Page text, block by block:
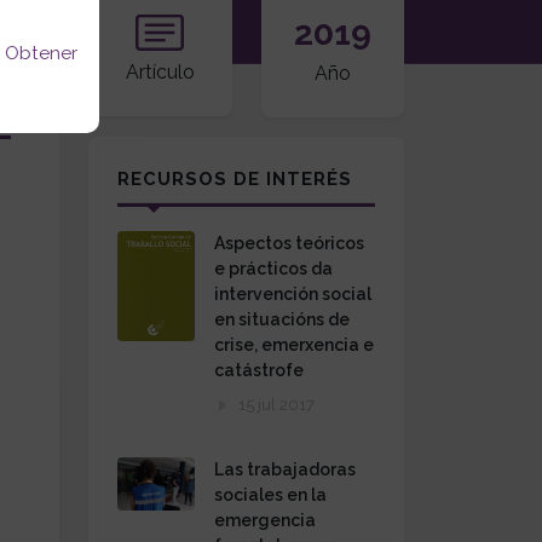
Obtener
Artículo
2019
Año
RECURSOS DE INTERÉS
Aspectos teóricos
e prácticos da
intervención social
en situacións de
crise, emerxencia e
catástrofe
15 jul 2017
Las trabajadoras
sociales en la
emergencia